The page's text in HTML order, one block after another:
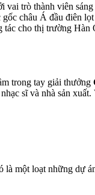
trò thành viên
châu Á đầu điên
cho thị trường Hàn
trong tay giải thưởng
sĩ và nhà sản
là một loạt những dự